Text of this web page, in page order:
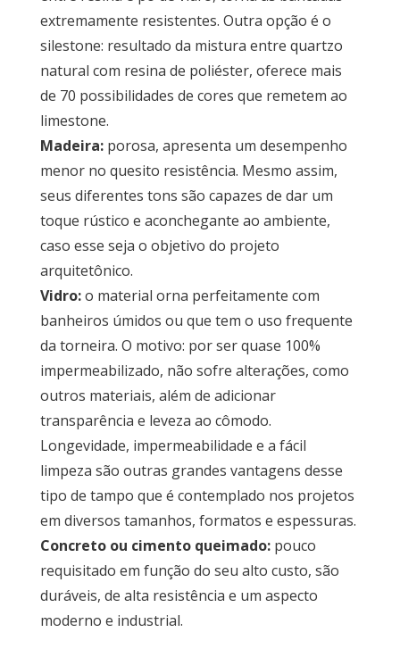
extremamente resistentes. Outra opção é o
silestone: resultado da mistura entre quartzo
natural com resina de poliéster, oferece mais
de 70 possibilidades de cores que remetem ao
limestone.
Madeira:porosa, apresenta um desempenho
menor no quesito resistência. Mesmo assim,
seus diferentes tons são capazes de dar um
toque rústico e aconchegante ao ambiente,
caso esse seja o objetivo do projeto
arquitetônico.
Vidro:o material orna perfeitamente com
banheiros úmidos ou que tem o uso frequente
da torneira. O motivo: por ser quase 100%
impermeabilizado, não sofre alterações, como
outros materiais, além de adicionar
transparência e leveza ao cômodo.
Longevidade, impermeabilidade e a fácil
limpeza são outras grandes vantagens desse
tipo de tampo que é contemplado nos projetos
em diversos tamanhos, formatos e espessuras.
Concreto ou cimento queimado:pouco
requisitado em função do seu alto custo, são
duráveis, de alta resistência e um aspecto
moderno e industrial.